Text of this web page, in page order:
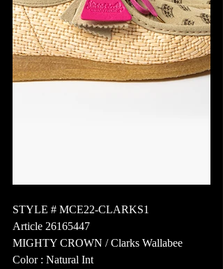
STYLE # MCE22-CLARKS1
Article 26165447
MIGHTY CROWN / Clarks Wallabee
Color : Natural Int